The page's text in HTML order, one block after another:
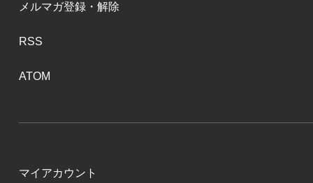
メルマガ登録・解除
RSS
ATOM
マイアカウント